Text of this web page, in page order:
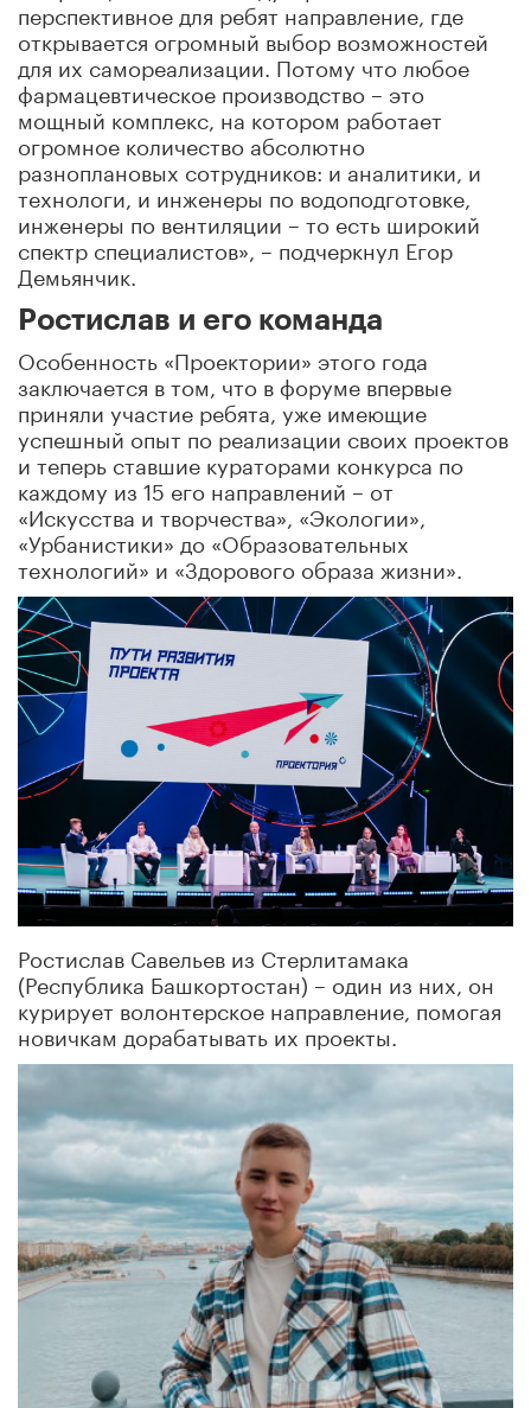
перспективное для ребят направление, где
открывается огромный выбор возможностей
для их самореализации. Потому что любое
фармацевтическое производство – это
мощный комплекс, на котором работает
огромное количество абсолютно
разноплановых сотрудников: и аналитики, и
технологи, и инженеры по водоподготовке,
инженеры по вентиляции – то есть широкий
спектр специалистов», – подчеркнул Егор
Демьянчик.
Ростислав и его команда
Особенность «Проектории» этого года
заключается в том, что в форуме впервые
приняли участие ребята, уже имеющие
успешный опыт по реализации своих проектов
и теперь ставшие кураторами конкурса по
каждому из 15 его направлений – от
«Искусства и творчества», «Экологии»,
«Урбанистики» до «Образовательных
технологий» и «Здорового образа жизни».
Ростислав Савельев из Стерлитамака
(Республика Башкортостан) – один из них, он
курирует волонтерское направление, помогая
новичкам дорабатывать их проекты.